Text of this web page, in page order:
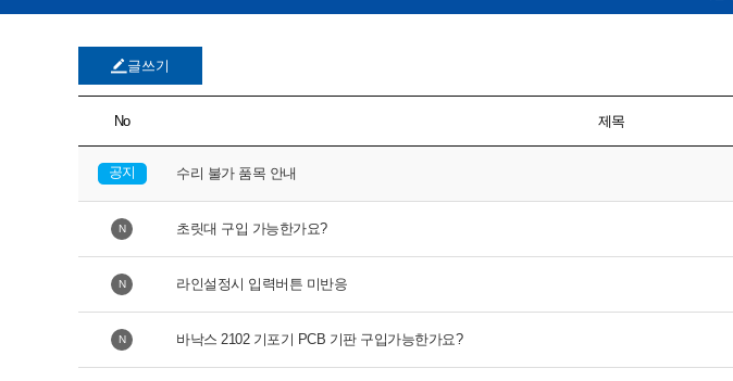
글쓰기
No 제목
공지 수리 불가 품목 안내
N 초릿대 구입 가능한가요?
N 라인설정시 입력버튼 미반응
N 바낙스 2102 기포기 PCB 기판 구입가능한가요?